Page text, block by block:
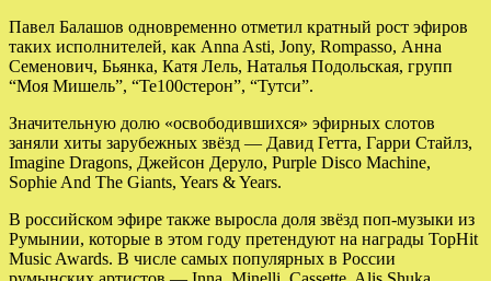
Павел Балашов одновременно отметил кратный рост эфиров
таких исполнителей, как Anna Asti, Jony, Rompasso, Анна
Семенович, Бьянка, Катя Лель, Наталья Подольская, групп
“Моя Мишель”, “Те100стерон”, “Тутси”.
Значительную долю «освободившихся» эфирных слотов
заняли хиты зарубежных звёзд — Давид Гетта, Гарри Стайлз,
Imagine Dragons, Джейсон Деруло, Purple Disco Machine,
Sophie And The Giants, Years & Years.
В российском эфире также выросла доля звёзд поп-музыки из
Румынии, которые в этом году претендуют на награды TopHit
Music Awards. В числе самых популярных в России